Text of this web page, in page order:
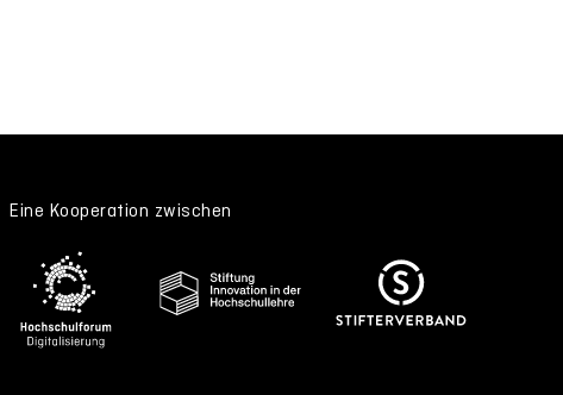
Eine Kooperation zwischen